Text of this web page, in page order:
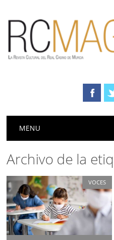
Menú principal
MENU
Archivo de la
VOCES